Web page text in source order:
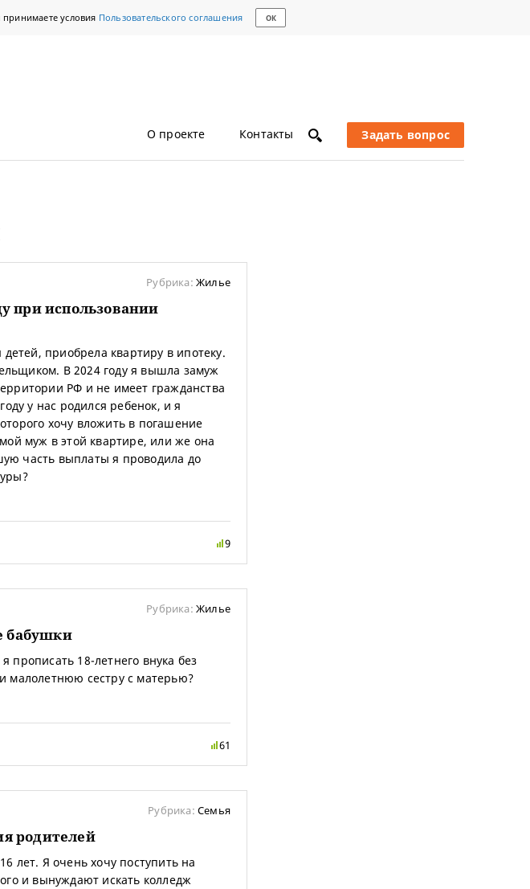
условия Пользовательского соглашения ОК
О проекте Контакты Задать вопрос
Рубрика: Жилье
при использовании
приобрела квартиру в ипотеку.
В 2024 году я вышла замуж
РФ и не имеет гражданства
у нас родился ребенок, и я
хочу вложить в погашение
муж в этой квартире, или же она
часть выплаты я проводила до
9
Рубрика: Жилье
бабушки
прописать 18-летнего внука без
малолетнюю сестру с матерью?
61
Рубрика: Семья
родителей
лет. Я очень хочу поступить на
и вынуждают искать колледж